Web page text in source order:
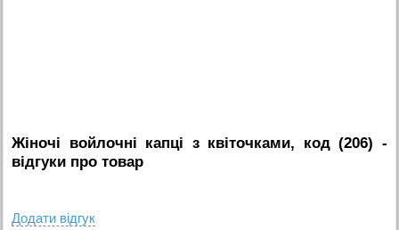
Жіночі войлочні капці з квіточками, код (206) -
вiдгуки про товар
Додати вiдгук